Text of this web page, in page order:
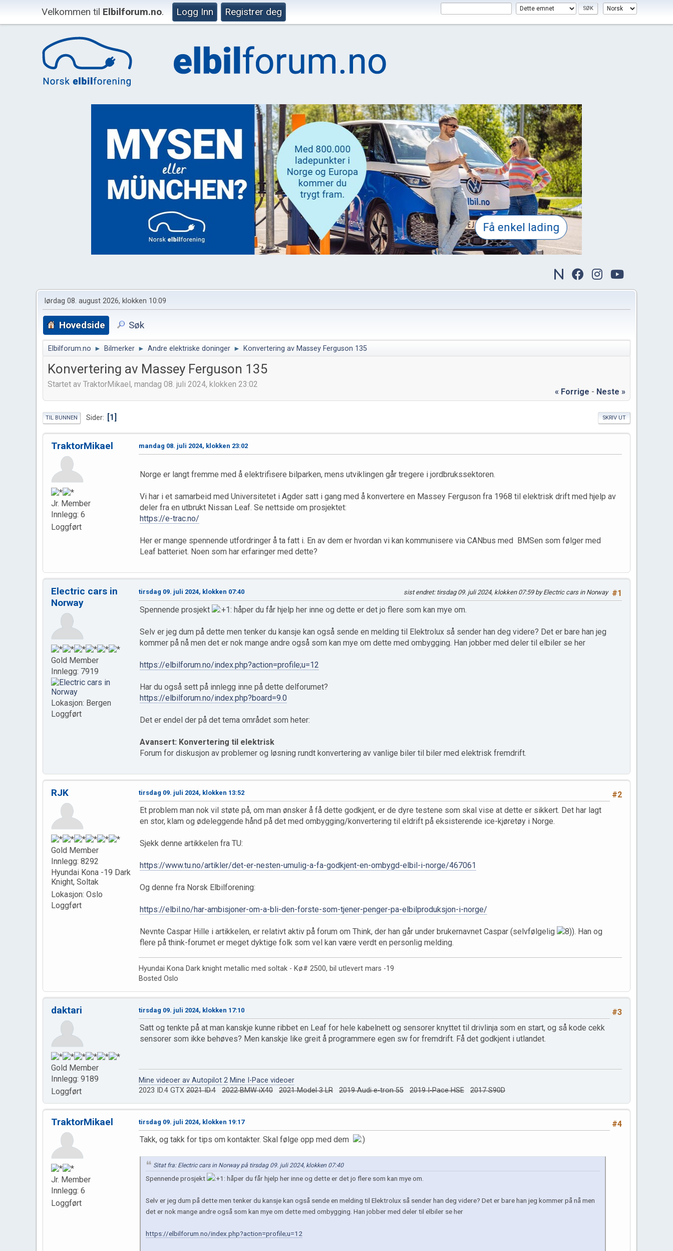
Velkommen til Elbilforum.no. Logg Inn Registrer deg
lørdag 08. august 2026, klokken 10:09
Hovedside Søk
Elbilforum.no ► Bilmerker ► Andre elektriske doninger ► Konvertering av Massey Ferguson 135
Konvertering av Massey Ferguson 135
Startet av TraktorMikael, mandag 08. juli 2024, klokken 23:02
« Forrige - Neste »
SKRIV UT
TIL BUNNEN Sider 1
TraktorMikael
Jr. Member
Innlegg: 6
Loggført
mandag 08. juli 2024, klokken 23:02
Norge er langt fremme med å elektrifisere bilparken, mens utviklingen går tregere i jordbrukssektoren.
Vi har i et samarbeid med Universitetet i Agder satt i gang med å konvertere en Massey Ferguson fra 1968 til elektrisk drift med hjelp av
deler fra en utbrukt Nissan Leaf. Se nettside om prosjektet:
https://e-trac.no/
Her er mange spennende utfordringer å ta fatt i. En av dem er hvordan vi kan kommunisere via CANbus med BMSen som følger med
Leaf batteriet. Noen som har erfaringer med dette?
Electric cars in
Norway
Gold Member
Innlegg: 7919
Lokasjon: Bergen
Loggført
#1
tirsdag 09. juli 2024, klokken 07:40 sist endret: tirsdag 09. juli 2024, klokken 07:59 by Electric cars in Norway
Spennende prosjekt håper du får hjelp her inne og dette er det jo flere som kan mye om.
Selv er jeg dum på dette men tenker du kansje kan også sende en melding til Elektrolux så sender han deg videre? Det er bare han jeg
kommer på nå men det er nok mange andre også som kan mye om dette med ombygging. Han jobber med deler til elbiler se her
https://elbilforum.no/index.php?action=profile;u=12
Har du også sett på innlegg inne på dette delforumet?
https://elbilforum.no/index.php?board=9.0
Det er endel der på det tema området som heter:
Avansert: Konvertering til elektrisk
Forum for diskusjon av problemer og løsning rundt konvertering av vanlige biler til biler med elektrisk fremdrift.
RJK
Gold Member
Innlegg: 8292
Hyundai Kona -19 Dark
Knight, Soltak
Lokasjon: Oslo
Loggført
#2
tirsdag 09. juli 2024, klokken 13:52
Et problem man nok vil støte på, om man ønsker å få dette godkjent, er de dyre testene som skal vise at dette er sikkert. Det har lagt
en stor, klam og ødeleggende hånd på det med ombygging/konvertering til eldrift på eksisterende ice-kjøretøy i Norge.
Sjekk denne artikkelen fra TU:
https://www.tu.no/artikler/det-er-nesten-umulig-a-fa-godkjent-en-ombygd-elbil-i-norge/467061
Og denne fra Norsk Elbilforening:
https://elbil.no/har-ambisjoner-om-a-bli-den-forste-som-tjener-penger-pa-elbilproduksjon-i-norge/
Nevnte Caspar Hille i artikkelen, er relativt aktiv på forum om Think, der han går under brukernavnet Caspar (selvfølgelig
). Han og
flere på think-forumet er meget dyktige folk som vel kan være verdt en personlig melding.
Hyundai Kona Dark knight metallic med soltak - Kø# 2500, bil utlevert mars -19
Bosted Oslo
daktari
Gold Member
Innlegg: 9189
Loggført
#3
tirsdag 09. juli 2024, klokken 17:10
Satt og tenkte på at man kanskje kunne ribbet en Leaf for hele kabelnett og sensorer knyttet til drivlinja som en start, og så kode cekk
sensorer som ikke behøves? Men kanskje like greit å programmere egen sw for fremdrift. Få det godkjent i utlandet.
Mine videoer av Autopilot 2 Mine I-Pace videoer
2023 ID.4 GTX 2021 ID.4 2022 BMW iX40 2021 Model 3 LR 2019 Audi e-tron 55 2019 I-Pace HSE 2017 S90D
TraktorMikael
Jr. Member
Innlegg: 6
Loggført
#4
tirsdag 09. juli 2024, klokken 19:17
Takk, og takk for tips om kontakter. Skal følge opp med dem
Sitat fra: Electric cars in Norway på tirsdag 09. juli 2024, klokken 07:40
Spennende prosjekt håper du får hjelp her inne og dette er det jo flere som kan mye om.
Selv er jeg dum på dette men tenker du kansje kan også sende en melding til Elektrolux så sender han deg videre? Det er bare han jeg kommer på nå men
det er nok mange andre også som kan mye om dette med ombygging. Han jobber med deler til elbiler se her
https://elbilforum.no/index.php?action=profile;u=12